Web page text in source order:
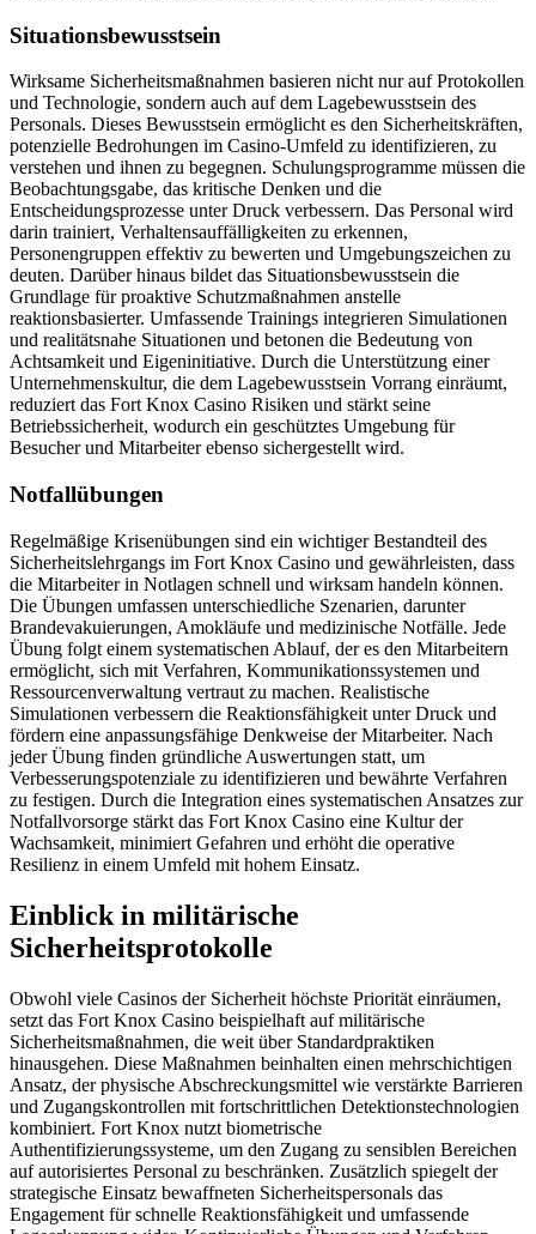
Situationsbewusstsein
Wirksame Sicherheitsmaßnahmen basieren nicht nur auf Protokollen
und Technologie, sondern auch auf dem Lagebewusstsein des
Personals. Dieses Bewusstsein ermöglicht es den Sicherheitskräften,
potenzielle Bedrohungen im Casino-Umfeld zu identifizieren, zu
verstehen und ihnen zu begegnen. Schulungsprogramme müssen die
Beobachtungsgabe, das kritische Denken und die
Entscheidungsprozesse unter Druck verbessern. Das Personal wird
darin trainiert, Verhaltensauffälligkeiten zu erkennen,
Personengruppen effektiv zu bewerten und Umgebungszeichen zu
deuten. Darüber hinaus bildet das Situationsbewusstsein die
Grundlage für proaktive Schutzmaßnahmen anstelle
reaktionsbasierter. Umfassende Trainings integrieren Simulationen
und realitätsnahe Situationen und betonen die Bedeutung von
Achtsamkeit und Eigeninitiative. Durch die Unterstützung einer
Unternehmenskultur, die dem Lagebewusstsein Vorrang einräumt,
reduziert das Fort Knox Casino Risiken und stärkt seine
Betriebssicherheit, wodurch ein geschütztes Umgebung für
Besucher und Mitarbeiter ebenso sichergestellt wird.
Notfallübungen
Regelmäßige Krisenübungen sind ein wichtiger Bestandteil des
Sicherheitslehrgangs im Fort Knox Casino und gewährleisten, dass
die Mitarbeiter in Notlagen schnell und wirksam handeln können.
Die Übungen umfassen unterschiedliche Szenarien, darunter
Brandevakuierungen, Amokläufe und medizinische Notfälle. Jede
Übung folgt einem systematischen Ablauf, der es den Mitarbeitern
ermöglicht, sich mit Verfahren, Kommunikationssystemen und
Ressourcenverwaltung vertraut zu machen. Realistische
Simulationen verbessern die Reaktionsfähigkeit unter Druck und
fördern eine anpassungsfähige Denkweise der Mitarbeiter. Nach
jeder Übung finden gründliche Auswertungen statt, um
Verbesserungspotenziale zu identifizieren und bewährte Verfahren
zu festigen. Durch die Integration eines systematischen Ansatzes zur
Notfallvorsorge stärkt das Fort Knox Casino eine Kultur der
Wachsamkeit, minimiert Gefahren und erhöht die operative
Resilienz in einem Umfeld mit hohem Einsatz.
Einblick in militärische
Sicherheitsprotokolle
Obwohl viele Casinos der Sicherheit höchste Priorität einräumen,
setzt das Fort Knox Casino beispielhaft auf militärische
Sicherheitsmaßnahmen, die weit über Standardpraktiken
hinausgehen. Diese Maßnahmen beinhalten einen mehrschichtigen
Ansatz, der physische Abschreckungsmittel wie verstärkte Barrieren
und Zugangskontrollen mit fortschrittlichen Detektionstechnologien
kombiniert. Fort Knox nutzt biometrische
Authentifizierungssysteme, um den Zugang zu sensiblen Bereichen
auf autorisiertes Personal zu beschränken. Zusätzlich spiegelt der
strategische Einsatz bewaffneten Sicherheitspersonals das
Engagement für schnelle Reaktionsfähigkeit und umfassende